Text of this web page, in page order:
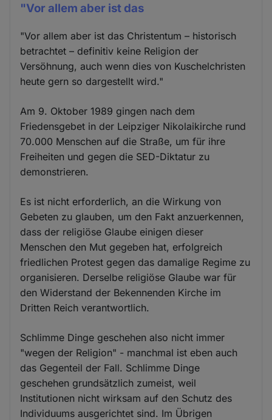
"Vor allem aber ist das
"Vor allem aber ist das Christentum – historisch
betrachtet – definitiv keine Religion der
Versöhnung, auch wenn dies von Kuschelchristen
heute gern so dargestellt wird."
Am 9. Oktober 1989 gingen nach dem
Friedensgebet in der Leipziger Nikolaikirche rund
70.000 Menschen auf die Straße, um für ihre
Freiheiten und gegen die SED-Diktatur zu
demonstrieren.
Es ist nicht erforderlich, an die Wirkung von
Gebeten zu glauben, um den Fakt anzuerkennen,
dass der religiöse Glaube einigen dieser
Menschen den Mut gegeben hat, erfolgreich
friedlichen Protest gegen das damalige Regime zu
organisieren. Derselbe religiöse Glaube war für
den Widerstand der Bekennenden Kirche im
Dritten Reich verantwortlich.
Schlimme Dinge geschehen also nicht immer
"wegen der Religion" - manchmal ist eben auch
das Gegenteil der Fall. Schlimme Dinge
geschehen grundsätzlich zumeist, weil
Institutionen nicht wirksam auf den Schutz des
Individuums ausgerichtet sind. Im Übrigen